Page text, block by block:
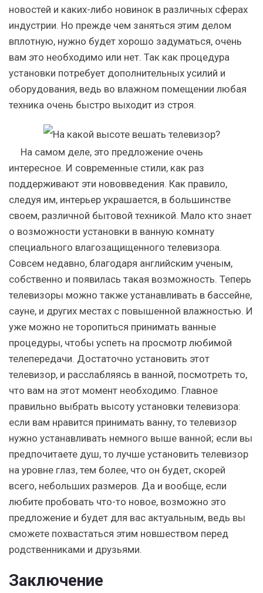
новостей и каких-либо новинок в различных сферах
индустрии. Но прежде чем заняться этим делом
вплотную, нужно будет хорошо задуматься, очень
вам это необходимо или нет. Так как процедура
установки потребует дополнительных усилий и
оборудования, ведь во влажном помещении любая
техника очень быстро выходит из строя.
На самом деле, это предложение очень
интересное. И современные стили, как раз
поддерживают эти нововведения. Как правило,
следуя им, интерьер украшается, в большинстве
своем, различной бытовой техникой. Мало кто знает
о возможности установки в ванную комнату
специального влагозащищенного телевизора.
Совсем недавно, благодаря английским ученым,
собственно и появилась такая возможность. Теперь
телевизоры можно также устанавливать в бассейне,
сауне, и других местах с повышенной влажностью. И
уже можно не торопиться принимать ванные
процедуры, чтобы успеть на просмотр любимой
телепередачи. Достаточно установить этот
телевизор, и расслабляясь в ванной, посмотреть то,
что вам на этот момент необходимо. Главное
правильно выбрать высоту установки телевизора:
если вам нравится принимать ванну, то телевизор
нужно устанавливать немного выше ванной; если вы
предпочитаете душ, то лучше установить телевизор
на уровне глаз, тем более, что он будет, скорей
всего, небольших размеров. Да и вообще, если
любите пробовать что-то новое, возможно это
предложение и будет для вас актуальным, ведь вы
сможете похвастаться этим новшеством перед
родственниками и друзьями.
Заключение